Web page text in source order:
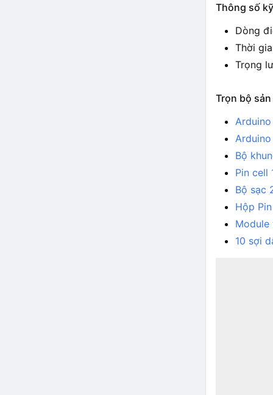
Thông số
Dòng
Thời
Trọng
Trọn bộ
Bộ
Pin cell
Bộ sạc
Hộp
10 sợi